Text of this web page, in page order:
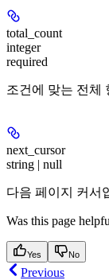
total_count
integer
required
조건에 맞는 전체
next_cursor
string | null
다음 페이지 커서
Was this page
Yes No
Previous